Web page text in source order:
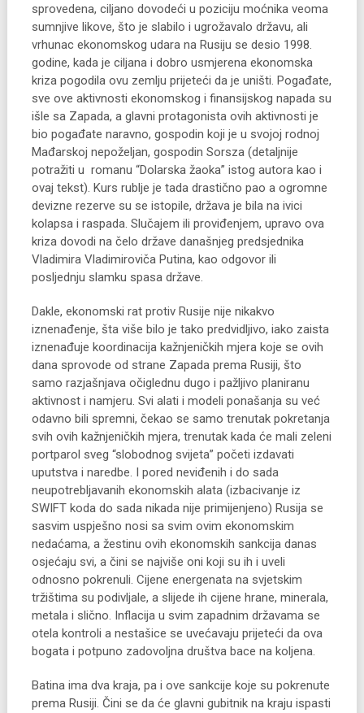
sprovedena, ciljano dovodeći u poziciju moćnika veoma
sumnjive likove, što je slabilo i ugrožavalo državu, ali
vrhunac ekonomskog udara na Rusiju se desio 1998.
godine, kada je ciljana i dobro usmjerena ekonomska
kriza pogodila ovu zemlju prijeteći da je uništi. Pogađate,
sve ove aktivnosti ekonomskog i finansijskog napada su
išle sa Zapada, a glavni protagonista ovih aktivnosti je
bio pogađate naravno, gospodin koji je u svojoj rodnoj
Mađarskoj nepoželjan, gospodin Sorsza (detaljnije
potražiti u romanu “Dolarska žaoka” istog autora kao i
ovaj tekst). Kurs rublje je tada drastično pao a ogromne
devizne rezerve su se istopile, država je bila na ivici
kolapsa i raspada. Slučajem ili proviđenjem, upravo ova
kriza dovodi na čelo države današnjeg predsjednika
Vladimira Vladimiroviča Putina, kao odgovor ili
posljednju slamku spasa države.
Dakle, ekonomski rat protiv Rusije nije nikakvo
iznenađenje, šta više bilo je tako predvidljivo, iako zaista
iznenađuje koordinacija kažnjeničkih mjera koje se ovih
dana sprovode od strane Zapada prema Rusiji, što
samo razjašnjava očiglednu dugo i pažljivo planiranu
aktivnost i namjeru. Svi alati i modeli ponašanja su već
odavno bili spremni, čekao se samo trenutak pokretanja
svih ovih kažnjeničkih mjera, trenutak kada će mali zeleni
portparol sveg “slobodnog svijeta” početi izdavati
uputstva i naredbe. I pored neviđenih i do sada
neupotrebljavanih ekonomskih alata (izbacivanje iz
SWIFT koda do sada nikada nije primijenjeno) Rusija se
sasvim uspješno nosi sa svim ovim ekonomskim
nedaćama, a žestinu ovih ekonomskih sankcija danas
osjećaju svi, a čini se najviše oni koji su ih i uveli
odnosno pokrenuli. Cijene energenata na svjetskim
tržištima su podivljale, a slijede ih cijene hrane, minerala,
metala i slično. Inflacija u svim zapadnim državama se
otela kontroli a nestašice se uvećavaju prijeteći da ova
bogata i potpuno zadovoljna društva bace na koljena.
Batina ima dva kraja, pa i ove sankcije koje su pokrenute
prema Rusiji. Čini se da će glavni gubitnik na kraju ispasti